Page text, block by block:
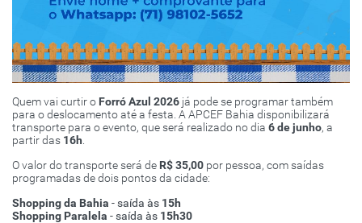
Quem vai curtir o Forró Azul 2026 já pode se programar também
para o deslocamento até a festa. A APCEF Bahia disponibilizará
transporte para o evento, que será realizado no dia 6 de junho, a
partir das 16h
O valor do transporte será de R$ 35,00 por pessoa, com saídas
programadas de dois pontos da cidade:
Shopping da Bahia - saída às 15h
Shopping Paralela - saída às 15h30